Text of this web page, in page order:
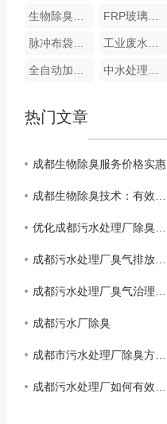
生物除臭系统 FRP玻璃钢加盖
脉冲布袋除尘器 工业废水处理
全自动加药装置 中水处理系统
热门文章
成都生物除臭服务价格实惠
成都生物除臭技术：有效清除异味
优化成都污水处理厂除臭设备效果的关键
成都污水处理厂臭气排放问题研究
成都污水处理厂臭气治理方案分享
成都污水厂除臭
成都市污水处理厂除臭方法探讨
成都污水处理厂如何有效除臭？